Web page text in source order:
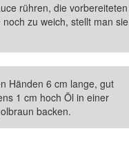
rühren, die vorbereiteten
zu weich, stellt man sie
Händen 6 cm lange, gut
1 cm hoch Öl in einer
backen.